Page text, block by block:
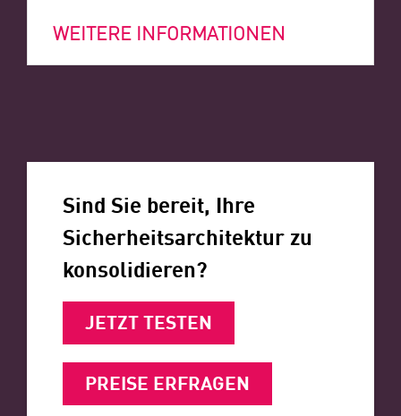
WEITERE INFORMATIONEN
Sind Sie bereit, Ihre
Sicherheitsarchitektur zu
konsolidieren?
JETZT TESTEN
PREISE ERFRAGEN